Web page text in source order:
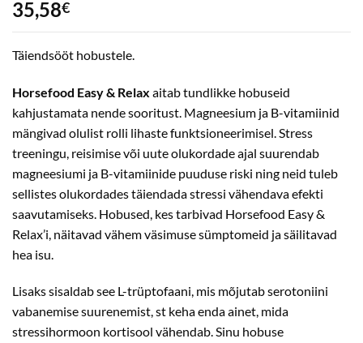
35,58€
Täiendsööt hobustele.
Horsefood Easy & Relax aitab tundlikke hobuseid
kahjustamata nende sooritust. Magneesium ja B-vitamiinid
mängivad olulist rolli lihaste funktsioneerimisel. Stress
treeningu, reisimise või uute olukordade ajal suurendab
magneesiumi ja B-vitamiinide puuduse riski ning neid tuleb
sellistes olukordades täiendada stressi vähendava efekti
saavutamiseks. Hobused, kes tarbivad Horsefood Easy &
Relax’i, näitavad vähem väsimuse sümptomeid ja säilitavad
hea isu.
Lisaks sisaldab see L-trüptofaani, mis mõjutab serotoniini
vabanemise suurenemist, st keha enda ainet, mida
stressihormoon kortisool vähendab. Sinu hobuse